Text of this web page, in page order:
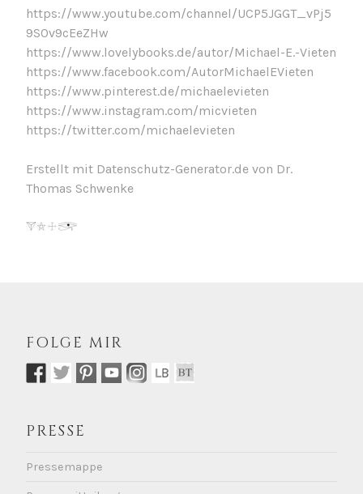
https://www.youtube.com/channel/UCP5JGGT_vPj5
9S0v9cEeZHw
https://www.lovelybooks.de/autor/Michael-E.-Vieten
https://www.facebook.com/AutorMichaelEVieten
https://www.pinterest.de/michaelevieten
https://www.instagram.com/micvieten
https://twitter.com/michaelevieten
Erstellt mit Datenschutz-Generator.de von Dr.
Thomas Schwenke
FOLGE MIR
PRESSE
Pressemappe